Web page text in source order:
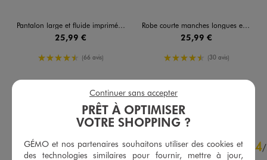
Pantalon large et fluide imprimé femme
25,99 €
4.5/5 de moyenne
(66 avis)
AU PANIER
Robe courte manches longues en viscose froissée imprimée femme
25,99 €
4.5/5 de moyenne
(30 avis)
4.8/5 4/
PRÊT À OPTIMISER
VOTRE SHOPPING ?
GÉMO et nos partenaires souhaitons utiliser des cookies et
des technologies similaires pour fournir, mettre à jour,
Continuer sans accepter